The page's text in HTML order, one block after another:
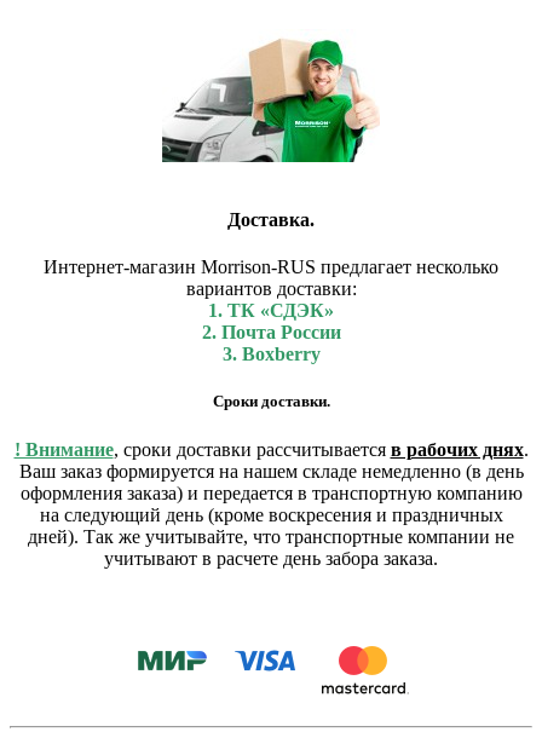
Доставка.
Интернет-магазин Morrison-RUS предлагает несколько
вариантов доставки:
1. ТК «СДЭК»
2. Почта России
3. Boxberry
Сроки доставки.
! Внимание, сроки доставки рассчитывается в рабочих днях.
Ваш заказ формируется на нашем складе немедленно (в день
оформления заказа) и передается в транспортную компанию
на следующий день (кроме воскресения и праздничных
дней). Так же учитывайте, что транспортные компании не
учитывают в расчете день забора заказа.